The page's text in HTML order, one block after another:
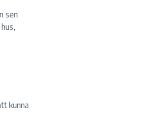
sen
kunna